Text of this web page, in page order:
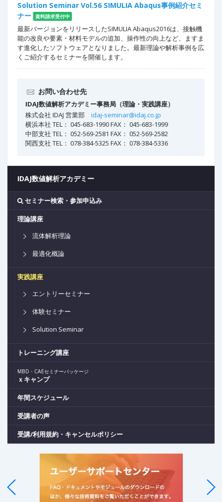
Solution Seminar Vol.56 SIMULIA Abaqus事例紹介セミ
ナー 資料請求受付中
最新バージョンをリリースしたSIMULIA Abaqus2016は、接触機
能の改良や要素・材料モデルの追加、操作性の向上など、ますま
す進化したソフトウェアとなりました。最新理論や解析事例を広
くご紹介するセミナーを開催します。
お問い合わせ先
IDAJ数値解析アカデミー事務局（理論・実践講座）
株式会社 IDAJ 営業部idaj-seminar@idaj.co.jp
横浜本社 TEL： 045-683-1990 FAX： 045-683-1999
中部支社 TEL： 052-569-2581 FAX： 052-569-2582
関西支社 TEL： 078-384-5325 FAX： 078-384-5336
IDAJ数値解析アカデミー
セミナー検索・参加申込み
理論講座
流体解析理論
最適化概論
実践講座
エントリーセミナー
体験セミナー
Solution Seminar
トレーニング講座
MBD・CAEセミナーパッケージ
ｘキャンプ
年間スケジュール
受講者の声
受講/利用規約・キャンセルポリシー